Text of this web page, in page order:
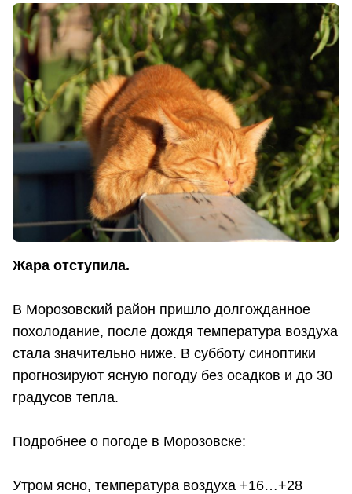
Жара отступила.
В Морозовский район пришло долгожданное
похолодание, после дождя температура воздуха
стала значительно ниже. В субботу синоптики
прогнозируют ясную погоду без осадков и до 30
градусов тепла.
Подробнее о погоде в Морозовске:
Утром ясно, температура воздуха +16…+28